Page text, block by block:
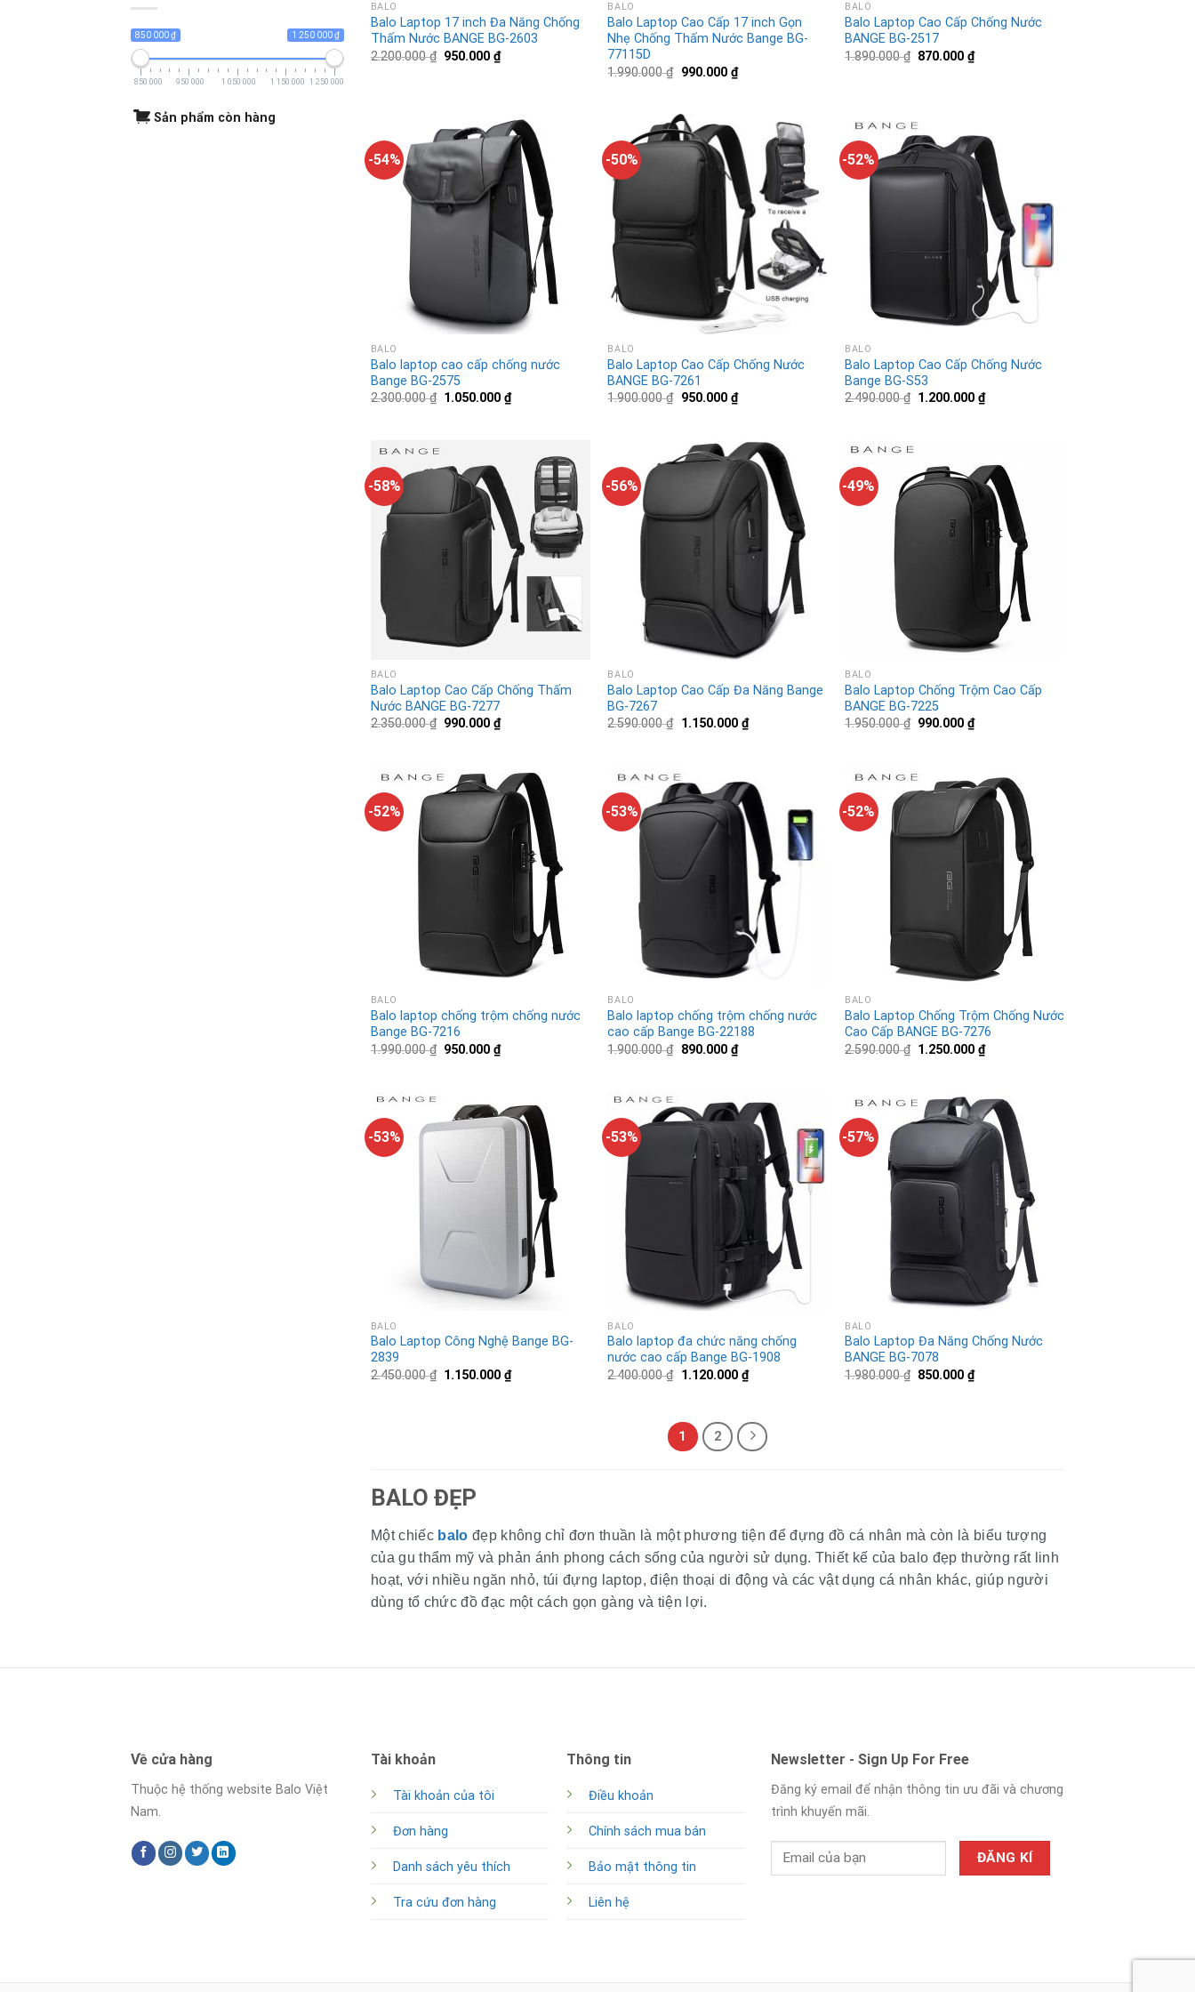
850 000 ₫ 1 250 000 ₫
850 000 950 000 1 050 000 1 150 000 1 250 000
Sản phẩm còn hàng
BALO
Balo Laptop 17 inch Đa Năng Chống
Thấm Nước BANGE BG-2603
2.200.000₫ 950.000₫
BALO
Balo Laptop Cao Cấp 17 inch Gọn
Nhẹ Chống Thấm Nước Bange BG-
77115D
1.990.000₫ 990.000 ₫
BALO
Balo Laptop Cao Cấp Chống Nước
BANGE BG-2517
1.890.000₫ 870.000₫
-54%
BALO
Balo laptop cao cấp chống nước
Bange BG-2575
2.300.000₫ 1.050.000₫
-50%
BALO
Balo Laptop Cao Cấp Chống Nước
BANGE BG-7261
1.900.000₫ 950.000 ₫
-52%
BALO
Balo Laptop Cao Cấp Chống Nước
Bange BG-S53
2.490.000₫ 1.200.000₫
-58%
BALO
Balo Laptop Cao Cấp Chống Thấm
Nước BANGE BG-7277
2.350.000₫ 990.000₫
-56%
BALO
Balo Laptop Cao Cấp Đa Năng Bange
BG-7267
2.590.000₫ 1.150.000 ₫
-49%
BALO
Balo Laptop Chống Trộm Cao Cấp
BANGE BG-7225
1.950.000₫ 990.000₫
-52%
BALO
Balo laptop chống trộm chống nước
Bange BG-7216
1.990.000₫ 950.000₫
-53%
BALO
Balo laptop chống trộm chống nước
cao cấp Bange BG-22188
1.900.000₫ 890.000 ₫
-52%
BALO
Balo Laptop Chống Trộm Chống Nước
Cao Cấp BANGE BG-7276
2.590.000₫ 1.250.000₫
-53%
BALO
Balo Laptop Công Nghệ Bange BG-
2839
2.450.000₫ 1.150.000₫
-53%
BALO
Balo laptop đa chức năng chống
nước cao cấp Bange BG-1908
2.400.000₫ 1.120.000 ₫
-57%
BALO
Balo Laptop Đa Năng Chống Nước
BANGE BG-7078
1.980.000₫ 850.000₫
1 2
BALO ĐẸP
Một chiếc balo đẹp không chỉ đơn thuần là một phương tiện để đựng đồ cá nhân mà còn là biểu tượng
của gu thẩm mỹ và phản ánh phong cách sống của người sử dụng. Thiết kế của balo đẹp thường rất linh
hoạt, với nhiều ngăn nhỏ, túi đựng laptop, điện thoại di động và các vật dụng cá nhân khác, giúp người
dùng tổ chức đồ đạc một cách gọn gàng và tiện lợi.
Về cửa hàng
Thuộc hệ thống website Balo Việt
Nam.
Tài khoản
Tài khoản của tôi
Đơn hàng
Danh sách yêu thích
Tra cứu đơn hàng
Thông tin
Điều khoản
Chính sách mua bán
Bảo mật thông tin
Liên hệ
Newsletter - Sign Up For Free
Đăng ký email để nhận thông tin ưu đãi và chương
trình khuyến mãi.